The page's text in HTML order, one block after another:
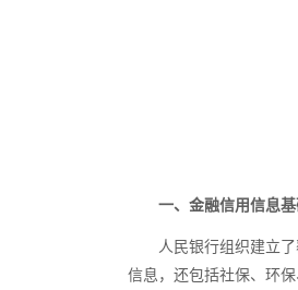
一、金融信用信息
人民银行组织建立
信息，还包括社保、环